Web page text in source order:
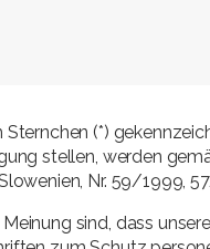
Sternchen (*)
stellen, werden
Nr. 59/1999,
Meinung sind, dass